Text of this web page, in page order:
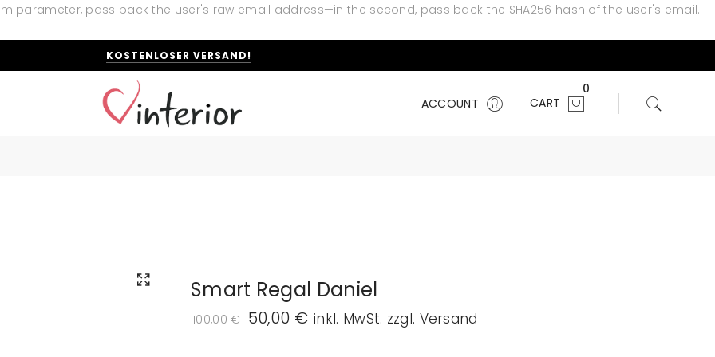
parameter, pass back the user's raw email address—in the second, pass back the SHA256 hash of the user's email.
KOSTENLOSER VERSAND!
ACCOUNT CART
0
Smart Regal Daniel
100,00€ 50,00 € inkl. MwSt. zzgl. Versand